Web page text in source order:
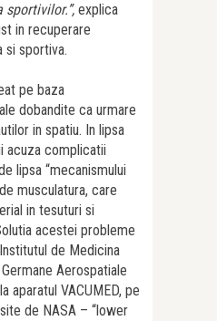
sportivilor.”, explica
in recuperare
si sportiva.
pe baza
dobandite ca urmare
in spatiu. In lipsa
acuza complicatii
lipsa “mecanismului
musculatura, care
in tesuturi si
acestei probleme
de Medicina
Aerospatiale
aparatul VACUMED, pe
de NASA – “lower